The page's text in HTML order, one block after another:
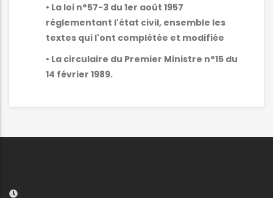
• La loi n°57-3 du 1er août 1957
réglementant l'état civil, ensemble les
textes qui l'ont complétée et modifiée
• La circulaire du Premier Ministre n°15 du
14 février 1989.